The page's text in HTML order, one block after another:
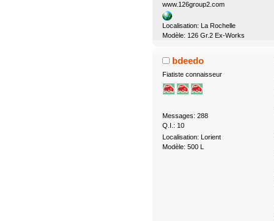
www.126group2.com
Localisation: La Rochelle
Modèle: 126 Gr.2 Ex-Works
bdeedo
Fiatiste connaisseur
Messages: 288
Q.I.: 10
Localisation: Lorient
Modèle: 500 L